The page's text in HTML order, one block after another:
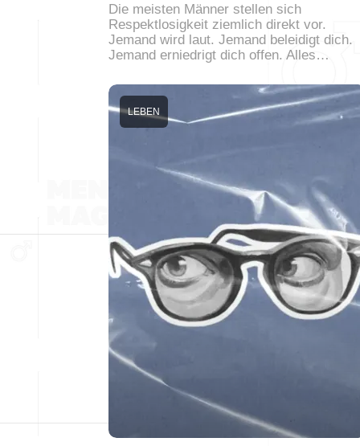
Die meisten Männer stellen sich
Respektlosigkeit ziemlich direkt vor.
Jemand wird laut. Jemand beleidigt dich.
Jemand erniedrigt dich offen. Alles…
LEBEN